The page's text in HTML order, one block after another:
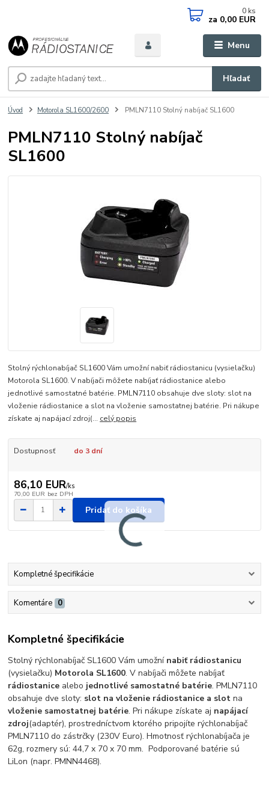
Menu
Hľadať
0 ks
za 0,00 EUR
Úvod Motorola SL1600/2600 PMLN7110 Stolný nabíjač SL1600
PMLN7110 Stolný nabíjač
SL1600
Stolný rýchlonabíjač SL1600 Vám umožní nabiť rádiostanicu (vysielačku)
Motorola SL1600. V nabíjači môžete nabíjať rádiostanice alebo
jednotlivé samostatné batérie. PMLN7110 obsahuje dve sloty: slot na
vloženie rádiostanice a slot na vloženie samostatnej batérie. Pri nákupe
získate aj napájací zdroj(... celý popis
Dostupnosť do 3 dní
86,10 EUR/ks
70,00 EUR bez DPH
Pridať do košíka
Kompletné špecifikácie
Komentáre 0
Kompletné špecifikácie
Stolný rýchlonabíjač SL1600 Vám umožní nabiť rádiostanicu
(vysielačku) Motorola SL1600. V nabíjači môžete nabíjať
rádiostanice alebo jednotlivé samostatné batérie. PMLN7110
obsahuje dve sloty: slot na vloženie rádiostanice a slot na
vloženie samostatnej batérie. Pri nákupe získate aj napájací
zdroj(adaptér), prostredníctvom ktorého pripojíte rýchlonabíjač
PMLN7110 do zástrčky (230V Euro). Hmotnosť rýchlonabíjača je
62g, rozmery sú: 44,7 x 70 x 70 mm. Podporované batérie sú
LiLon (napr. PMNN4468).